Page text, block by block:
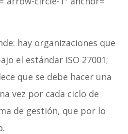
hay organizaciones que
el estándar ISO 27001;
que se debe hacer una
vez por cada ciclo de
de gestión, que por lo